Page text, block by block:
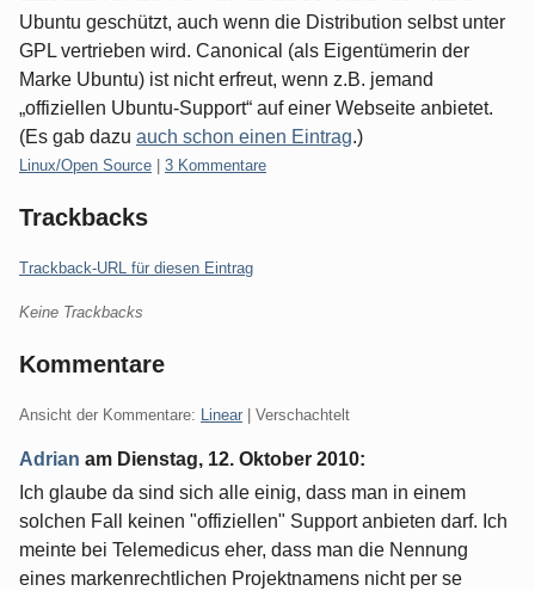
Ubuntu geschützt, auch wenn die Distribution selbst unter
GPL vertrieben wird. Canonical (als Eigentümerin der
Marke Ubuntu) ist nicht erfreut, wenn z.B. jemand
„offiziellen Ubuntu-Support“ auf einer Webseite anbietet.
(Es gab dazu auch schon einen Eintrag.)
Kategorien:
Linux/Open Source 3 Kommentare
Trackbacks
Trackback-URL für diesen Eintrag
Keine Trackbacks
Kommentare
Ansicht der Kommentare: Linear | Verschachtelt
Adrian am Dienstag, 12. Oktober 2010:
Ich glaube da sind sich alle einig, dass man in einem
solchen Fall keinen "offiziellen" Support anbieten darf. Ich
meinte bei Telemedicus eher, dass man die Nennung
eines markenrechtlichen Projektnamens nicht per se